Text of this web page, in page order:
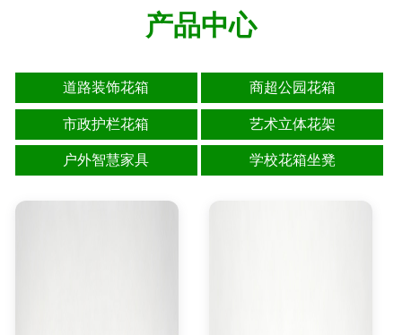
产品中心
道路装饰花箱 商超公园花箱
市政护栏花箱 艺术立体花架
户外智慧家具 学校花箱坐凳